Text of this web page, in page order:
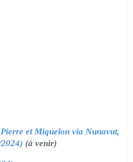
et Miquelon via Nunavut,
(à venir)